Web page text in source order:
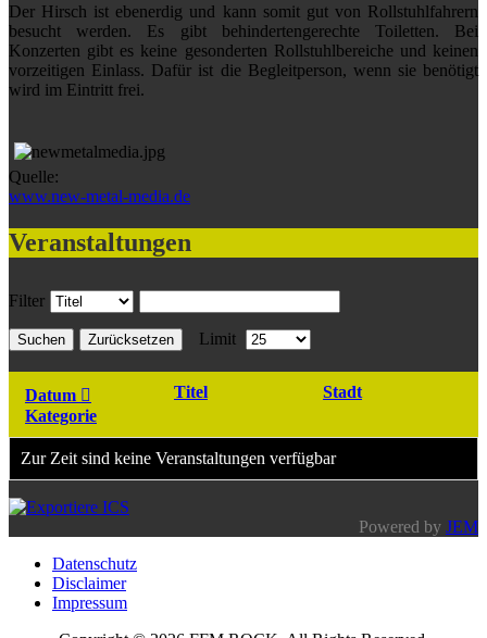
Der Hirsch ist ebenerdig und kann somit gut von Rollstuhlfahrern
besucht werden. Es gibt behindertengerechte Toiletten. Bei
Konzerten gibt es keine gesonderten Rollstuhlbereiche und keinen
vorzeitigen Einlass. Dafür ist die Begleitperson, wenn sie benötigt
wird im Eintritt frei.
Quelle:
www.new-metal-media.de
Veranstaltungen
Filter
Suchen Zurücksetzen Limit
Datum Titel
Stadt
Kategorie
Zur Zeit sind keine Veranstaltungen verfügbar
Powered by JEM
Datenschutz
Disclaimer
Impressum